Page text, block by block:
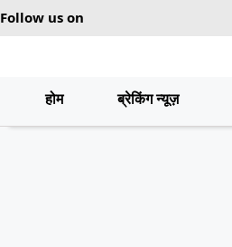
Follow us on
होम ब्रेकिंग न्यूज़